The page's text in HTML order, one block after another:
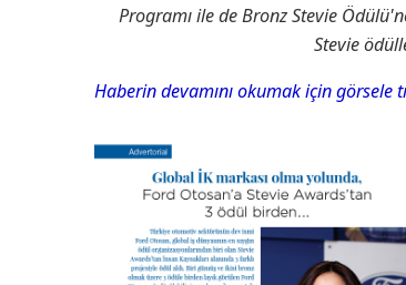
Programı ile de Bronz Stevie
Stevie
Haberin devamını okumak için görsele